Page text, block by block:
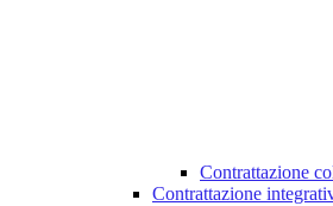
Contrattazione
Contrattazione